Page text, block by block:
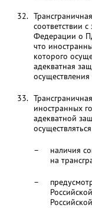
соответствии
Федерации о
что
которого
адекватная
иностранных
адекватной
наличия
на